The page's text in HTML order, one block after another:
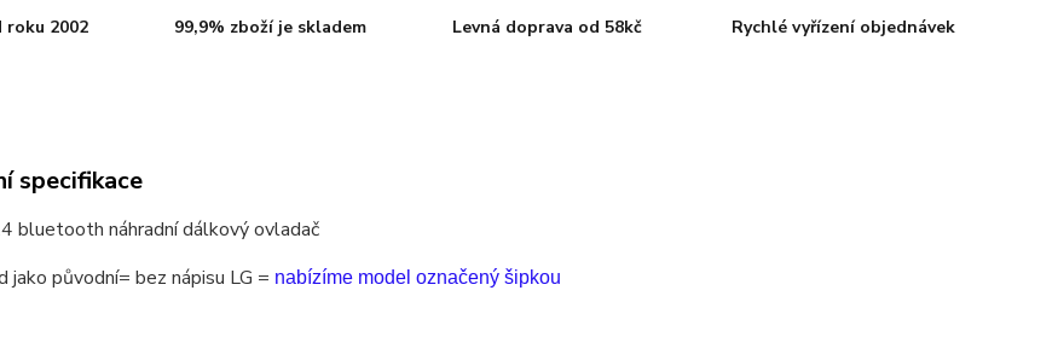
roku 2002 99,9% zboží je skladem Levná doprava od 58kč Rychlé vyřízení objednávek
specifikace
bluetooth náhradní dálkový ovladač
jako původní= bez nápisu LG = nabízíme model označený šipkou